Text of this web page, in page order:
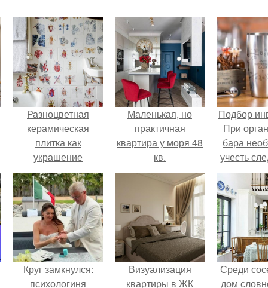
Разноцветная
керамическая
плитка как
украшение
интерьера.
Маленькая, но
практичная
квартира у моря 48
кв.
Подбор
При
бара
учесть
Круг замкнулся:
психологиня
Визуализация
квартиры в ЖК
Среди
дом